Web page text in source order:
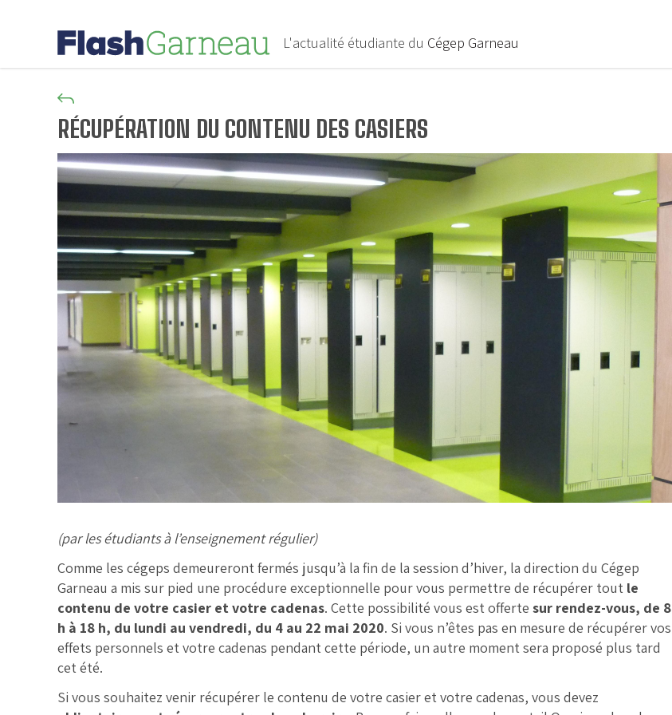
L'actualité étudiante du Cégep Garneau
RÉCUPÉRATION DU CONTENU DES CASIERS
(par les étudiants à l’enseignement régulier)
Comme les cégeps demeureront fermés jusqu’à la fin de la session d’hiver, la direction du Cégep
Garneau a mis sur pied une procédure exceptionnelle pour vous permettre de récupérer tout le
contenu de votre casier et votre cadenas. Cette possibilité vous est offerte sur rendez-vous, de 8
h à 18 h, du lundi au vendredi, du 4 au 22 mai 2020. Si vous n’êtes pas en mesure de récupérer vos
effets personnels et votre cadenas pendant cette période, un autre moment sera proposé plus tard
cet été.
Si vous souhaitez venir récupérer le contenu de votre casier et votre cadenas, vous devez